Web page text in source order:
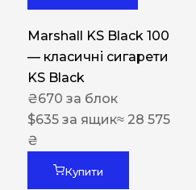
Marshall KS Black 100
— класичні сигарети
KS Black
₴670 за блок
$635 за ящик≈ 28 575
₴
Купити